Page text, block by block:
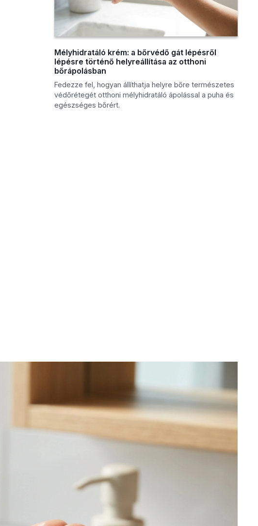
Mélyhidratáló krém: a bőrvédő gát lépésről
lépésre történő helyreállítása az otthoni
bőrápolásban
Fedezze fel, hogyan állíthatja helyre bőre természetes
védőrétegét otthoni mélyhidratáló ápolással a puha és
egészséges bőrért.